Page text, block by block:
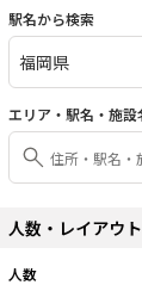
駅名から検索
エリア・駅名・施設
人数・レイアウト
人数